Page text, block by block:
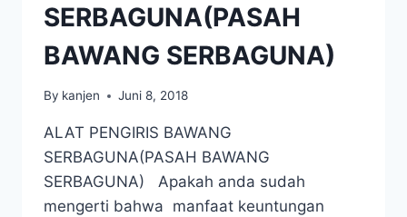
SERBAGUNA(PASAH
BAWANG SERBAGUNA)
By kanjen Juni 8, 2018
ALAT PENGIRIS BAWANG
SERBAGUNA(PASAH BAWANG
SERBAGUNA) Apakah anda sudah
mengerti bahwa manfaat keuntungan